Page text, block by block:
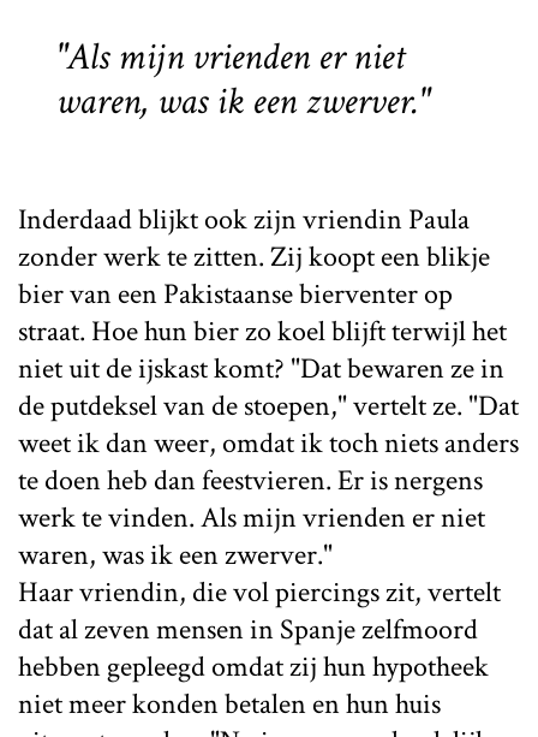
"Als mijn vrienden er niet
waren, was ik een zwerver."
Inderdaad blijkt ook zijn vriendin Paula
zonder werk te zitten. Zij koopt een blikje
bier van een Pakistaanse bierventer op
straat. Hoe hun bier zo koel blijft terwijl het
niet uit de ijskast komt? "Dat bewaren ze in
de putdeksel van de stoepen," vertelt ze. "Dat
weet ik dan weer, omdat ik toch niets anders
te doen heb dan feestvieren. Er is nergens
werk te vinden. Als mijn vrienden er niet
waren, was ik een zwerver."
Haar vriendin, die vol piercings zit, vertelt
dat al zeven mensen in Spanje zelfmoord
hebben gepleegd omdat zij hun hypotheek
niet meer konden betalen en hun huis